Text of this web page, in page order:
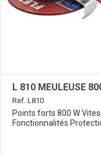
L 810 MEULEUSE
Ref. L810
Points forts 800 W
Fonctionnalités